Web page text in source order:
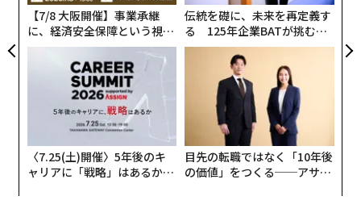
【7/8 大阪開催】事業承継
に、経済安全保障という視点
が加わるとき──経営者が問
われる新たな判断軸
伝統を礎に、未来を再定義す
る 125年企業BATが挑むス
モークレスな未来
〈7.25(土)開催〉5年後のキ
ャリアに「戦略」はあるか。
目先の転職ではなく「10年後
の価値」をつくる──アサイ